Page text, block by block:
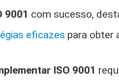
9001 com sucesso,
eficazes para obter
ISO 9001